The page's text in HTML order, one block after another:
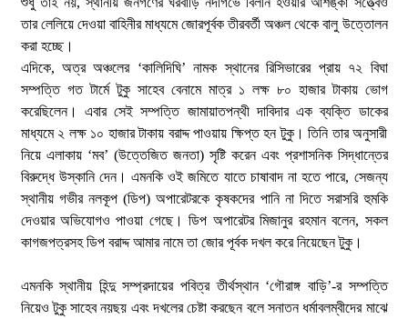
তার লেলিয়ে দেওয়া বাহিনীর মাধ্যমে জোরপূর্বক তীরবর্তী অঞ্চল থেকে বালু উত্তোলন
করা হচ্ছে।
​এদিকে, অত্র অঞ্চলের ‘কালিদিঘি’ নামক স্থানের রিসিভারের প্রায় ৭২ বিঘা
সম্পত্তি গত টার্মে টুকু সাহেব বেনামে মাত্র ১ লক্ষ ৮০ হাজার টাকায় ভোগ
করেছিলেন। এবার সেই সম্পত্তি জামায়াতপন্থী দাবিদার এক ব্যক্তি ডাকের
মাধ্যমে ২ লক্ষ ১০ হাজার টাকায় বরাদ্দ পাওয়ায় ক্ষিপ্ত হন টুকু। তিনি তার অনুসারী
নিয়ে এলাকায় ‘মব’ (উত্তেজিত জনতা) সৃষ্টি করেন এবং প্রশাসনিক সিদ্ধান্তের
বিরুদ্ধে উস্কানি দেন। এমনকি ওই জমিতে যাতে চাষাবাদ না হতে পারে, সেজন্য
স্থানীয় গভীর নলকূপ (ডিপ) অপারেটরকে কৃষকদের পানি না দিতে সরাসরি হুমকি
দেওয়ার অভিযোগও পাওয়া গেছে। ডিপ অপারেটর মিজানুর রহমান বলেন, সকল
কাগজপত্রসহ ডিপ বরাদ্দ আমার নামে তা জোর পূর্বক দখল করে নিয়েছেন টুকু।
​এমনকি স্থানীয় হিন্দু সম্প্রদায়ের পবিত্র তীর্থস্থান ‘গৌরাঙ্গ বাড়ি’-র সম্পত্তি
নিয়েও টুকু সাহেব নয়ছয় এবং দখলের চেষ্টা করছেন বলে সনাতন ধর্মাবলম্বীদের মাঝে